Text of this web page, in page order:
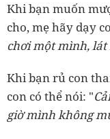
Khi bạn muốn
cho, mẹ hãy dạy
chơi một mình, lát
Khi bạn rủ con
con có thể nói: "
giờ mình không